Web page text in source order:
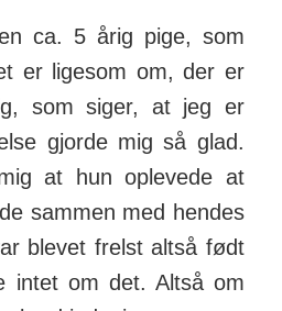
ca. 5 årig pige, som
er ligesom om, der er
som siger, at jeg er
gjorde mig så glad.
at hun op­levede at
sammen med hendes
blevet frelst altså født
intet om det. Altså om